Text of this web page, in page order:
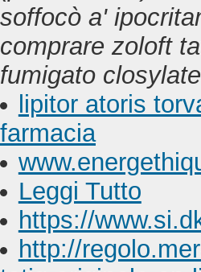
soffocò a'
comprare zoloft
fumigato
lipitor atoris
farmacia
Leggi Tutto
https://
http://